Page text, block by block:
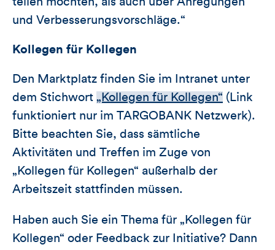
und Verbesserungsvorschläge.“
Kollegen für Kollegen
Den Marktplatz finden Sie im Intranet unter
dem Stichwort „Kollegen für Kollegen“ (Link
funktioniert nur im TARGOBANK Netzwerk).
Bitte beachten Sie, dass sämtliche
Aktivitäten und Treffen im Zuge von
„Kollegen für Kollegen“ außerhalb der
Arbeitszeit stattfinden müssen.
Haben auch Sie ein Thema für „Kollegen für
Kollegen“ oder Feedback zur Initiative? Dann